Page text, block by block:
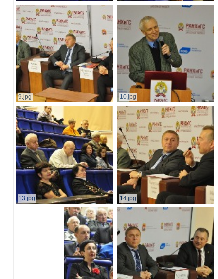
9.jpg 10.jpg
13.jpg 14.jpg